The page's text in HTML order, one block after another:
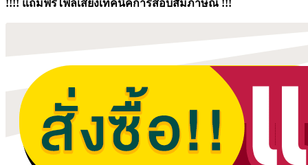
ราชวิถี
!!!! แถมฟรีไฟล์เสียงเทคนิคการสอบสัมภาษณ์ !!!